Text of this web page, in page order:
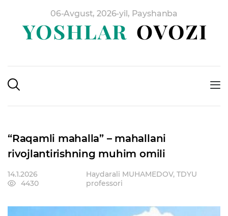
06-Avgust, 2026-yil, Payshanba
“Raqamli mahalla” – mahallani
rivojlantirishning muhim omili
14.1.2026
4430
Haydarali MUHAMEDOV, TDYU
professori